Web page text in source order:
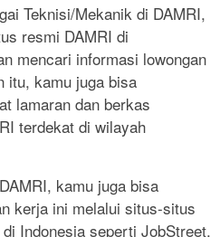
Teknisi/Mekanik di DAMRI,
resmi DAMRI di
mencari informasi lowongan
itu, kamu juga bisa
lamaran dan berkas
terdekat di wilayah
kamu juga bisa
kerja ini melalui situs-situs
Indonesia seperti JobStreet,